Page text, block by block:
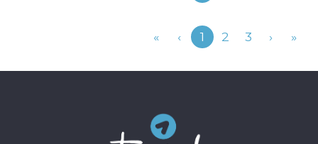
« ‹Précédent
1 2 3 › »